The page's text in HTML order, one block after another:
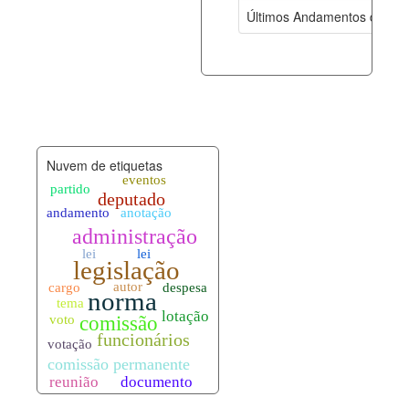
Últimos Andamentos de
documento_andamento.xml 08-08-
palavras_chave.xml 08-08-
legislacao_norma_anotacoes.xml
Nuvem de etiquetas